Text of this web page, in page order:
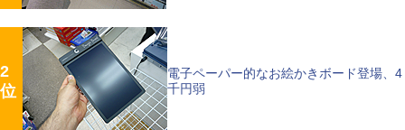
2
位
電子ペーパー的なお絵かきボード登場、4
千円弱